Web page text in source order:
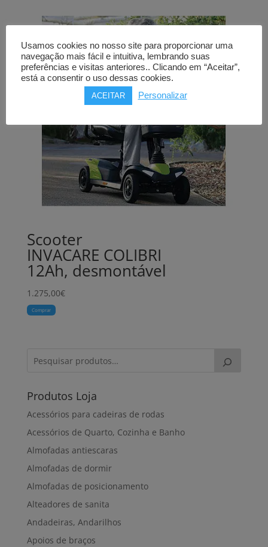
Scooter
INVACARE COLIBRI
12Ah, desmontável
1.275,00€
Comprar
Produtos Loja
Acessórios para cadeiras de rodas
Acessórios de Quarto, Cozinha e Banho
Almofadas antiescaras
Almofadas de dormir
Almofadas de posicionamento
Alteadores de sanita
Andadeiras, Andarilhos
Apoios de braços
Usamos cookies no nosso site para proporcionar uma
navegação mais fácil e intuitiva, lembrando suas
preferências e visitas anteriores.. Clicando em “Aceitar”,
está a consentir o uso dessas cookies.
ACEITAR Personalizar